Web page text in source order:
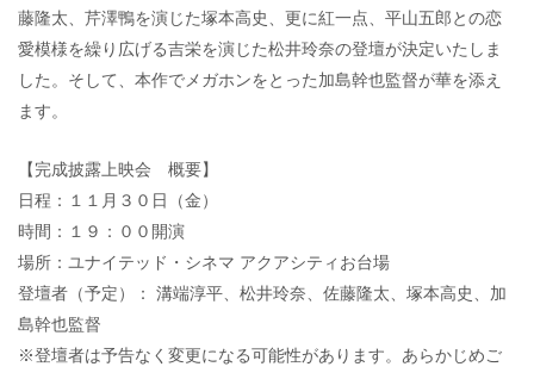
藤隆太、芹澤鴨を演じた塚本高史、更に紅一点、平山五郎との恋
愛模様を繰り広げる吉栄を演じた松井玲奈の登壇が決定いたしま
した。そして、本作でメガホンをとった加島幹也監督が華を添え
ます。
【完成披露上映会 概要】
日程：１１月３０日（金）
時間：１９：００開演
場所：ユナイテッド・シネマ アクアシティお台場
登壇者（予定）： 溝端淳平、松井玲奈、佐藤隆太、塚本高史、加
島幹也監督
※登壇者は予告なく変更になる可能性があります。あらかじめご